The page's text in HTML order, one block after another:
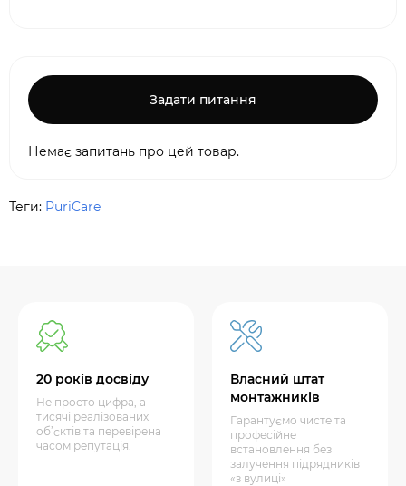
Задати питання
Немає запитань про цей товар.
Теги: PuriCare
20 років досвіду
Не просто цифра, а
тисячі реалізованих
об’єктів та перевірена
часом репутація.
Власний штат
монтажників
Гарантуємо чисте та
професійне
встановлення без
залучення підрядників
«з вулиці»